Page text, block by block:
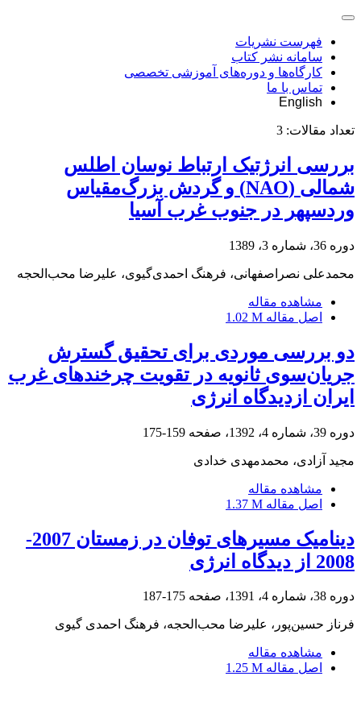
فهرست نشریات
سامانه نشر کتاب
کارگاه‌ها و دوره‌های آموزشی تخصصی
تماس با ما
English
تعداد مقالات: 3
بررسی انرژتیک ارتباط نوسان اطلس
شمالی (NAO) و گردش بزرگ‌مقیاس
وردسپهر در جنوب غرب آسیا
دوره 36، شماره 3، 1389
محمدعلی نصراصفهانی، فرهنگ احمدی‌گیوی، علیرضا محب‌الحجه
مشاهده مقاله
اصل مقاله 1.02 M
دو بررسی موردی برای تحقیق گسترش
جریان‌سوی ثانویه در تقویت چرخندهای غرب
ایران ازدیدگاه انرژی
دوره 39، شماره 4، 1392، صفحه 159-175
مجید آزادی، محمدمهدی خدادی
مشاهده مقاله
اصل مقاله 1.37 M
دینامیک مسیرهای توفان در زمستان 2007-
2008 از دیدگاه انرژی
دوره 38، شماره 4، 1391، صفحه 175-187
فرناز حسین‌‌پور، علیرضا محب‌الحجه، فرهنگ احمدی گیوی
مشاهده مقاله
اصل مقاله 1.25 M